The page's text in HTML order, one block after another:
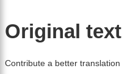
Original text
Contribute a better translation